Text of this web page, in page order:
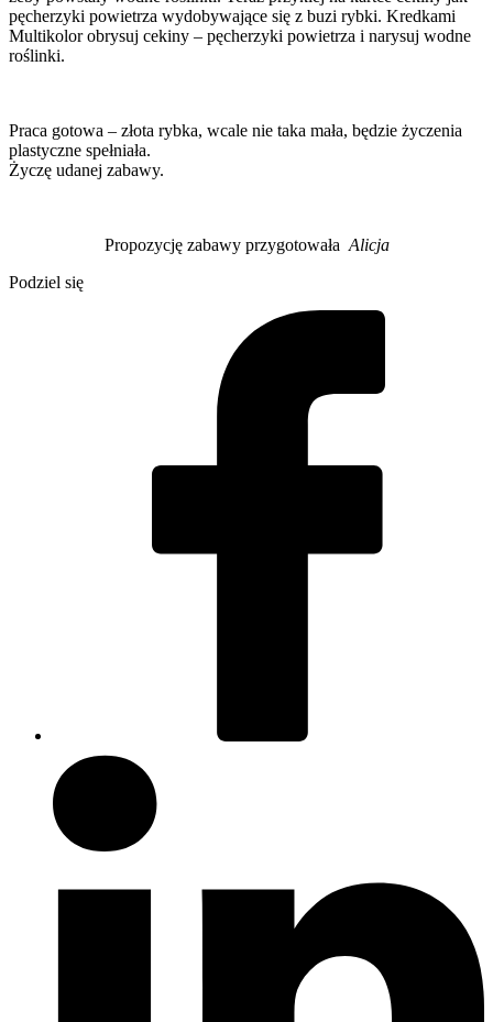
pęcherzyki powietrza wydobywające się z buzi rybki. Kredkami
Multikolor obrysuj cekiny – pęcherzyki powietrza i narysuj wodne
roślinki.
Praca gotowa – złota rybka, wcale nie taka mała, będzie życzenia
plastyczne spełniała.
Życzę udanej zabawy.
Propozycję zabawy przygotowała Alicja
Podziel się